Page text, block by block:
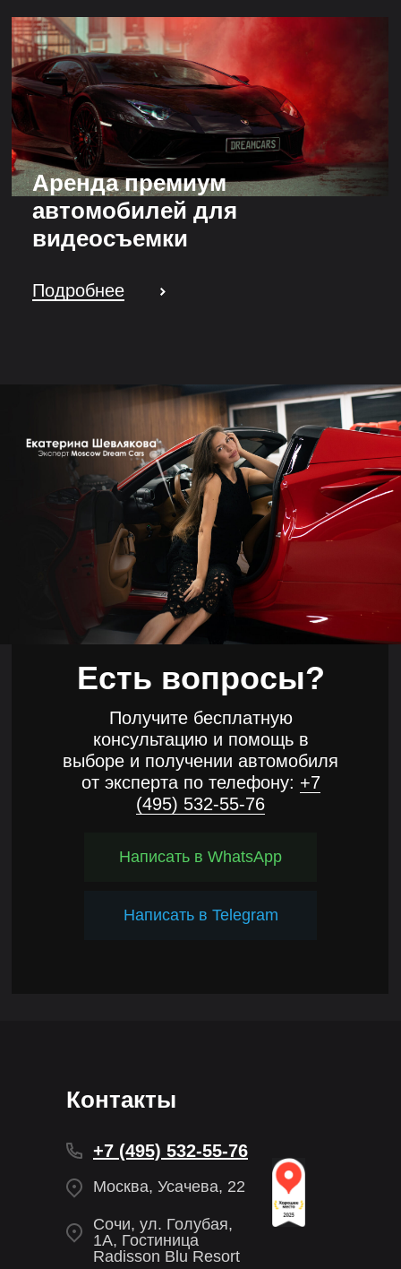
Аренда премиум
автомобилей для
видеосъемки
Подробнее
Есть вопросы?
Получите бесплатную
консультацию и помощь в
выборе и получении автомобиля
от эксперта по телефону: +7
(495) 532-55-76
Написать в WhatsApp
Написать в Telegram
Контакты
+7 (495) 532-55-76
Москва, Усачева, 22
Сочи, ул. Голубая,
1А, Гостиница
Radisson Blu Resort